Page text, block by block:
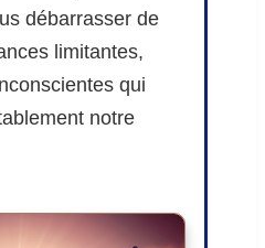
débarrasser de
limitantes,
qui
notre